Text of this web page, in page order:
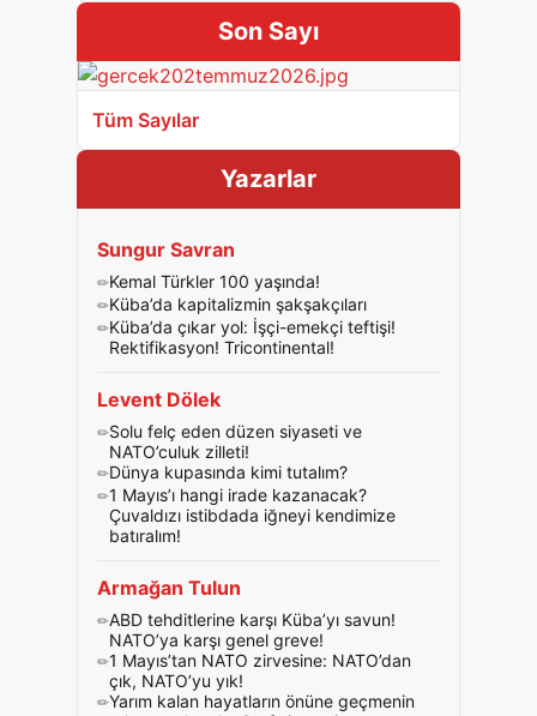
Son Sayı
Tüm Sayılar
Yazarlar
Sungur Savran
Kemal Türkler 100 yaşında!
Küba’da kapitalizmin şakşakçıları
Küba’da çıkar yol: İşçi-emekçi teftişi!
Rektifikasyon! Tricontinental!
Levent Dölek
Solu felç eden düzen siyaseti ve
NATO’culuk zilleti!
Dünya kupasında kimi tutalım?
1 Mayıs’ı hangi irade kazanacak?
Çuvaldızı istibdada iğneyi kendimize
batıralım!
Armağan Tulun
ABD tehditlerine karşı Küba’yı savun!
NATO’ya karşı genel greve!
1 Mayıs’tan NATO zirvesine: NATO’dan
çık, NATO’yu yık!
Yarım kalan hayatların önüne geçmenin